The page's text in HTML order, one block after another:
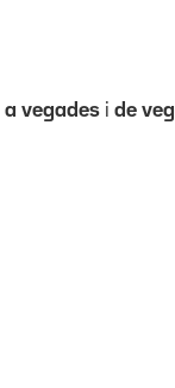
a vegades i de